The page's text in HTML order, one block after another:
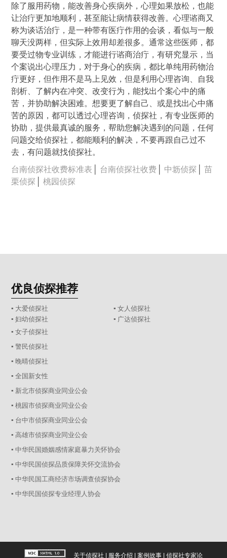
除了服用药物，能改善身心疾病外，心理如果放松，也能
让治疔更加地顺利，甚至能让病情获得改善。心理谘商又
称为谈话治疔，是一种带有医疔作用的会谈，看似与一般
聊天没两样，但实际上效用却差很多。通常这些医师，都
要受过物专业训练，才能进行谘商治疔，有研究显示，当
个案说出心理压力，对于身心的疾病，都比单纯用药物治
疔更好，但作用不是马上见效，但是利用心理咨询、自我
剖析、了解内在冲突、改变行为，能找出个案心中的痛
苦，并协助解决困难。想要更了解自己、或是找出心中痛
苦的原因，都可以透过心理咨询，侦探社，有专业医师的
协助，提供最真诚的服务，帮助您解决遇到的问题，任何
问题交给侦探社，都能顺利的解决，不要再跟自己过不
去，有问题就找侦探社。
台南侦探社收费标准表
台南侦探社收费 中坜侦探 │苗
栗侦探 │桃园侦探
优良侦探推荐
▪ 大爱侦探社
▪ 女人侦探社
▪ 妇幼侦探社
▪ 广达侦探社
▪ 女子侦探社
▪ 警民侦探社
▪ 晚晴侦探社
▪ 全国新女性
▪ 新北市侦探商业同业公会
▪ 桃园市侦探商业同业公会
▪ 台中市侦探商业同业公会
▪ 高雄市侦探商业同业公会
▪ 中华民国婚姻感情家庭暴力关怀协会
▪ 中华民国侦探品质保障关怀交流协会
▪ 中华民国工商经济市场调查侦探协会
▪ 中华民国侦探专业经理人协会
关于侦探社 服务介绍 案例故事| 侦探社专家论